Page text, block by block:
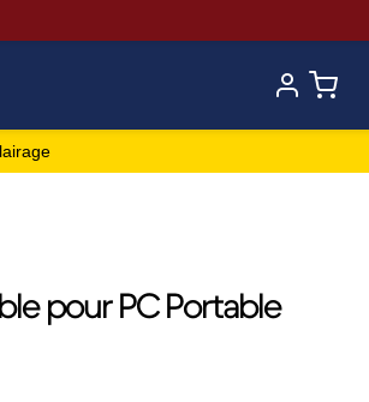
pour PC Portable